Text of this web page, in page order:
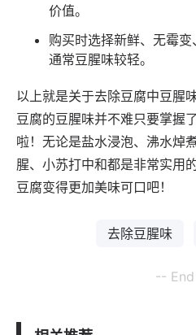
价值。
购买时选择新鲜、无霉
通常豆腥味较轻。
以上就是关于去除豆腐中豆腥
豆腐的豆腥味并不难只要掌握
啦！无论是盐水浸泡、沸水焯
腥、小苏打中和都是非常实用
豆腐变得更加美味可口吧！
去除豆腥味
--